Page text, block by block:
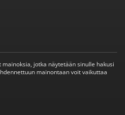
jotka näytetään sinulle hakusi
mainontaan voit vaikuttaa